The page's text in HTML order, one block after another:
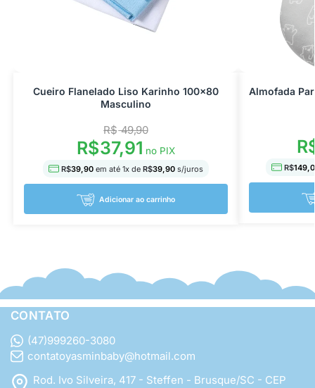
Cueiro Flanelado Liso Karinho 100×80
Masculino
R$49,90
R$37,91 no PIX
R$39,90 em até 1x de R$39,90s/juros
Adicionar ao carrinho
Almofada
R$
CONTATO
(47)999260-3080
contatoyasminbaby@hotmail.com
Rod. Ivo Silveira, 417 - Steffen - Brusque/SC - CEP